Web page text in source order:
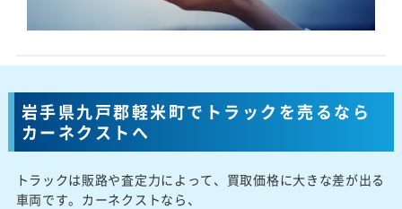
岩手県九戸郡軽米町でトラックを売るなら
カーネクストへ
トラックは販路や査定力によって、買取価格に大きな差が出る
車両です。カーネクストなら、